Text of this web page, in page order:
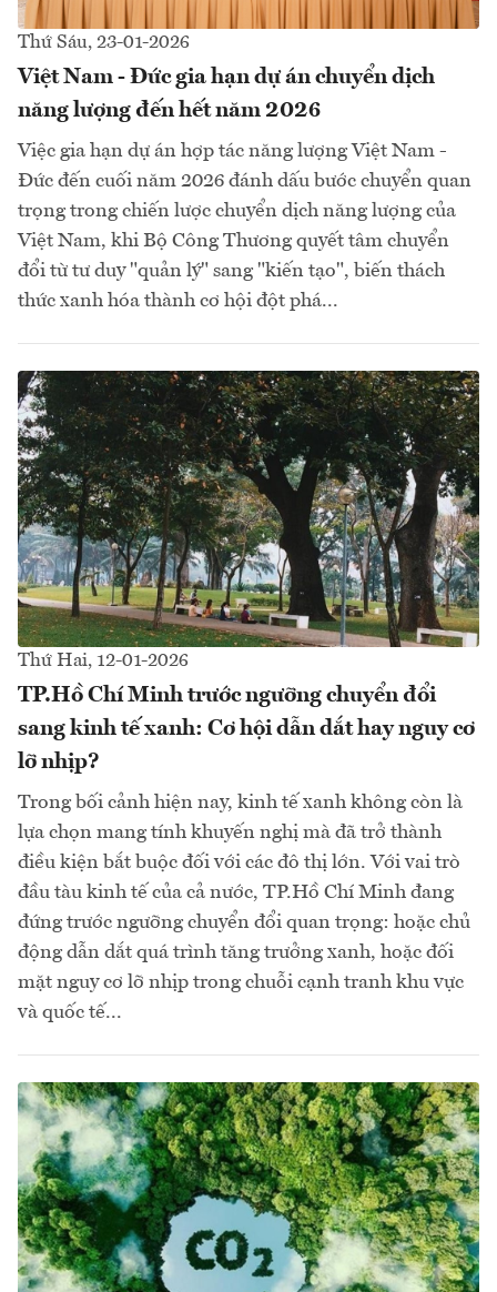
Thứ Sáu, 23-01-2026
Việt Nam - Đức gia hạn dự án chuyển dịch
năng lượng đến hết năm 2026
Việc gia hạn dự án hợp tác năng lượng Việt Nam -
Đức đến cuối năm 2026 đánh dấu bước chuyển quan
trọng trong chiến lược chuyển dịch năng lượng của
Việt Nam, khi Bộ Công Thương quyết tâm chuyển
đổi từ tư duy "quản lý" sang "kiến tạo", biến thách
thức xanh hóa thành cơ hội đột phá...
Thứ Hai, 12-01-2026
TP.Hồ Chí Minh trước ngưỡng chuyển đổi
sang kinh tế xanh: Cơ hội dẫn dắt hay nguy cơ
lỡ nhịp?
Trong bối cảnh hiện nay, kinh tế xanh không còn là
lựa chọn mang tính khuyến nghị mà đã trở thành
điều kiện bắt buộc đối với các đô thị lớn. Với vai trò
đầu tàu kinh tế của cả nước, TP.Hồ Chí Minh đang
đứng trước ngưỡng chuyển đổi quan trọng: hoặc chủ
động dẫn dắt quá trình tăng trưởng xanh, hoặc đối
mặt nguy cơ lỡ nhịp trong chuỗi cạnh tranh khu vực
và quốc tế...